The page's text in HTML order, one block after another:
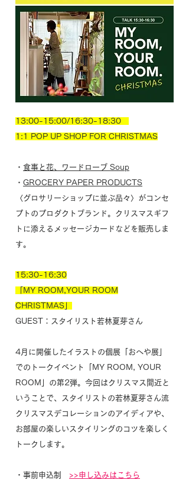
13:00-15:00/16:30-18:30
1:1 POP UP SHOP FOR CHRISTMAS
・ 食事と花、ワードローブ Soup
・ GROCERY PAPER PRODUCTS
〈グロサリーショップに並ぶ品々〉がコンセ
プトのプロダクトブランド。クリスマスギフ
トに添えるメッセージカードなどを販売しま
す。
15:30-16:30
「MY ROOM,YOUR ROOM
CHRISTMAS」
GUEST：スタイリスト若林夏芽さん
4月に開催したイラストの個展「おへや展」
でのトークイベント「MY ROOM, YOUR
ROOM」の第2弾。今回はクリスマス間近と
いうことで、スタイリストの若林夏芽さん流
クリスマスデコレーションのアイディアや、
お部屋の楽しいスタイリングのコツを楽しく
トークします。
・事前申込制 >>申し込みはこちら